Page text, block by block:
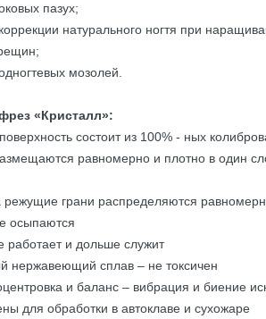
пазух;
натурального ногтя при
мозолей.
«Кристалл»:
состоит из 100% - ных
равномерно и плотно в один
режущие грани распределяются
осыпаются
работает и дольше служит
нержавеющий сплав – не токсичен
и баланс – вибрация и биение
для обработки в автоклаве и сухожаре